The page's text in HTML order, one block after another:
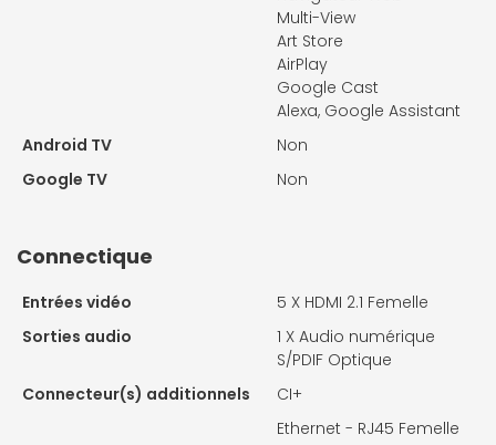
Multi-View
Art Store
AirPlay
Google Cast
Alexa, Google Assistant
Android TV
Non
Google TV
Non
Connectique
Entrées vidéo 5 X HDMI 2.1 Femelle
Sorties audio
1 X Audio numérique
S/PDIF Optique
Connecteur(s) additionnels
CI+
Ethernet - RJ45 Femelle